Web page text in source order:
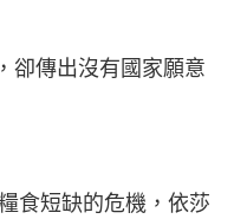
卻傳出沒有國家願意
食短缺的危機，依莎